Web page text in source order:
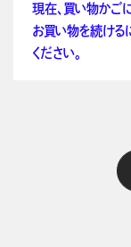
現在、買い物かご
お買い物を続ける
ください。